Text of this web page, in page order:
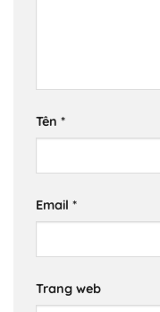
Tên *
Email *
Trang web